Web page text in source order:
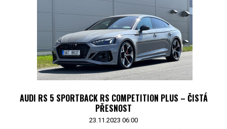
AUDI RS 5 SPORTBACK RS COMPETITION PLUS – ČISTÁ
PŘESNOST
23.11.2023 06:00